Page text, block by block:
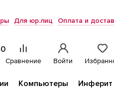
Для юр.лиц Оплата и
Сравнение Войти
Компьютеры Инферит